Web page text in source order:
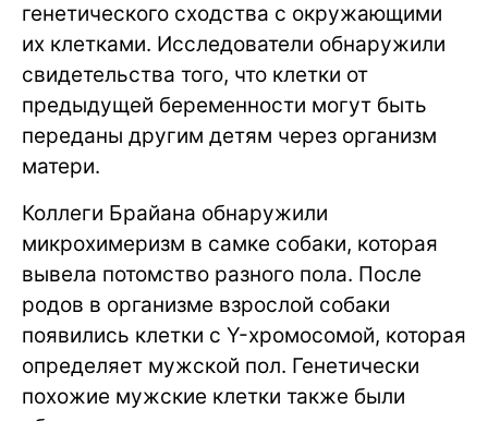
генетического сходства с окружающими
их клетками. Исследователи обнаружили
свидетельства того, что клетки от
предыдущей беременности могут быть
переданы другим детям через организм
матери.
Коллеги Брайана обнаружили
микрохимеризм в самке собаки, которая
вывела потомство разного пола. После
родов в организме взрослой собаки
появились клетки с Y-хромосомой, которая
определяет мужской пол. Генетически
похожие мужские клетки также были